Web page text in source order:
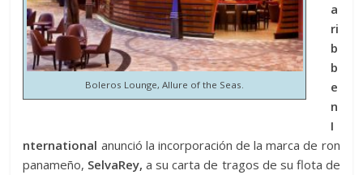
Boleros Lounge, Allure of the Seas.
a
ri
b
b
e
n
I
nternational anunció la incorporación de la marca de ron
panameño, SelvaRey, a su carta de tragos de su flota de